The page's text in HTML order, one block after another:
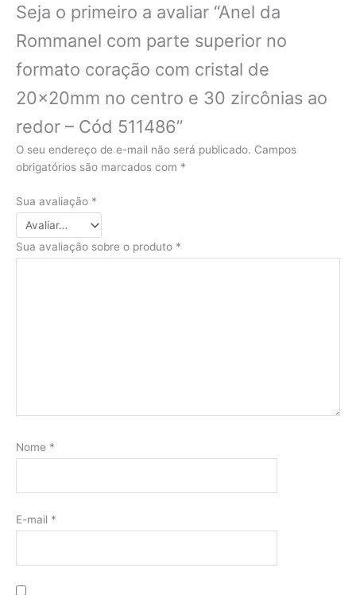
Seja o primeiro a avaliar “Anel da
Rommanel com parte superior no
formato coração com cristal de
20x20mm no centro e 30 zircônias ao
redor – Cód 511486”
O seu endereço de e-mail não será publicado. Campos
obrigatórios são marcados com *
Sua avaliação *
Sua avaliação sobre o produto *
Nome *
E-mail *